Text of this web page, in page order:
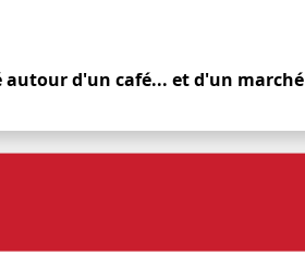
autour d'un café... et d'un marché